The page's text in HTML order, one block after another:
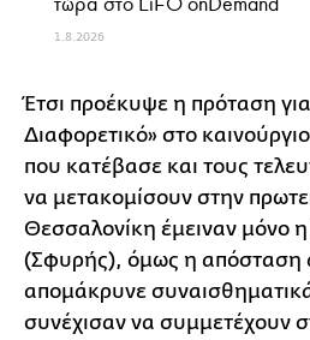
1.8.2026
Έτσι προέκυψε η πρόταση για
Διαφορετικό» στο
που κατέβασε και τους
να μετακομίσουν στην
Θεσσαλονίκη έμειναν μόνο
(Σφυρής), όμως η απόσταση
απομάκρυνε συναισθηματικά
συνέχισαν να συμμετέχουν